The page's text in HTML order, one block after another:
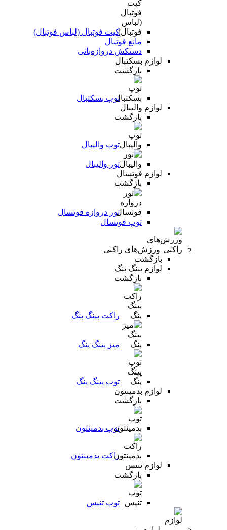
کیت فوتبال (لباس فوتبال)
مانع فوتبال
دستکش دروازه‌بانی
لوازم بسکتبال
بازگشت
توپ بسکتبال
لوازم والیبال
بازگشت
توپ والیبال
تور والیبال
لوازم فوتسال
بازگشت
تور دروازه فوتسال
توپ فوتسال
ورزش‌های راکتی
بازگشت
لوازم پینگ پنگ
بازگشت
راکت پینگ پنگ
میز پینگ پنگ
توپ پینگ پنگ
لوازم بدمینتون
بازگشت
توپ بدمینتون
راکت بدمینتون
لوازم تنیس
بازگشت
توپ تنیس